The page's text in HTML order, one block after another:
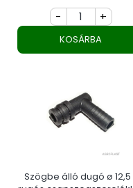
- +
KOSÁRBA
Szögbe álló dugó ø